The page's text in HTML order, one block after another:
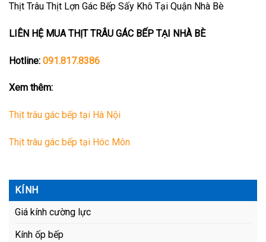
Thịt Trâu Thịt Lợn Gác Bếp Sấy Khô Tại Quận Nhà Bè
LIÊN HỆ MUA THỊT TRÂU GÁC BẾP TẠI NHÀ BÈ
Hotline: 091.817.8386
Xem thêm:
Thịt trâu gác bếp tại Hà Nội
Thịt trâu gác bếp tại Hóc Môn
KÍNH
Giá kính cường lực
Kính ốp bếp